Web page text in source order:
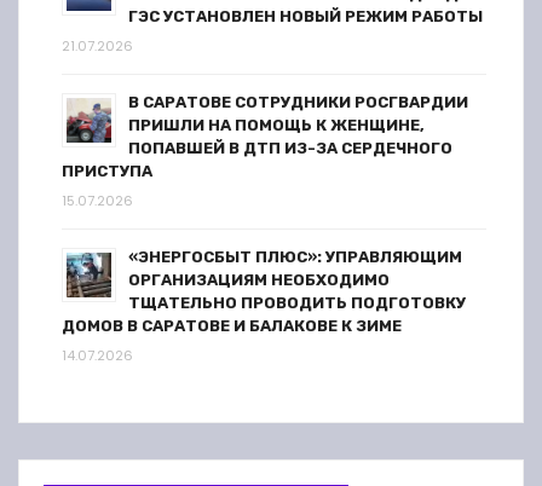
ГЭС УСТАНОВЛЕН НОВЫЙ РЕЖИМ РАБОТЫ
21.07.2026
В САРАТОВЕ СОТРУДНИКИ РОСГВАРДИИ
ПРИШЛИ НА ПОМОЩЬ К ЖЕНЩИНЕ,
ПОПАВШЕЙ В ДТП ИЗ-ЗА СЕРДЕЧНОГО
ПРИСТУПА
15.07.2026
«ЭНЕРГОСБЫТ ПЛЮС»: УПРАВЛЯЮЩИМ
ОРГАНИЗАЦИЯМ НЕОБХОДИМО
ТЩАТЕЛЬНО ПРОВОДИТЬ ПОДГОТОВКУ
ДОМОВ В САРАТОВЕ И БАЛАКОВЕ К ЗИМЕ
14.07.2026